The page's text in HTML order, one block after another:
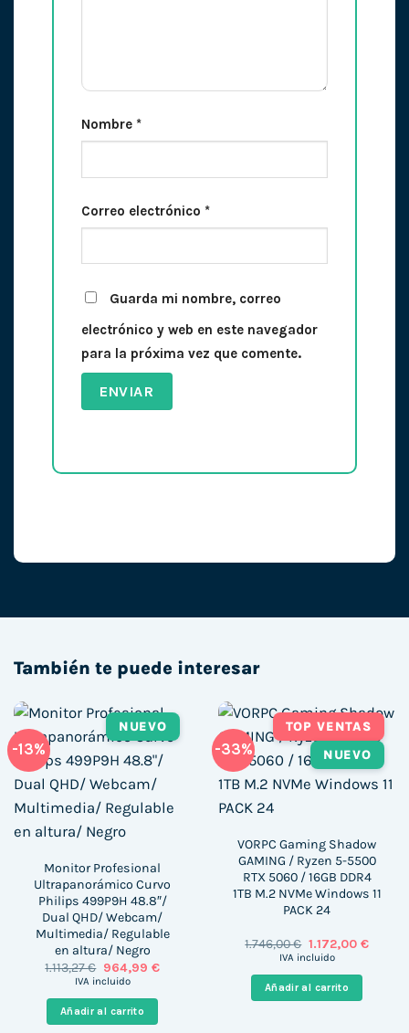
Nombre *
Correo electrónico *
Guarda mi nombre, correo
electrónico y web en este navegador
para la próxima vez que comente.
También te puede interesar
-13%
NUEVO
Monitor Profesional
Ultrapanorámico Curvo
Philips 499P9H 48.8″/
Dual QHD/ Webcam/
Multimedia/ Regulable
en altura/ Negro
1.113,27€ El
precio
era:
1.113,27 €.
964,99 €El
IVA incluido
Añadir al carrito
-33%
TOP VENTAS
NUEVO
VORPC Gaming Shadow
GAMING / Ryzen 5-5500
RTX 5060 / 16GB DDR4
1TB M.2 NVMe Windows 11
PACK 24
1.746,00€ El
precio
era:
1.746,00 €.
1.172,00 €El
IVA incluido
Añadir al carrito